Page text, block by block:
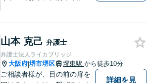
摯に寄り添い、困難な問題に
も粘り強く対峙して、信頼を
積み重ねていきたいと考えて
います。
山本 克己 弁護士
弁護士法人ライカブリッジ
大阪府|堺市堺区 堺東駅 から徒歩10分
ご相談者様が、目の前の扉を
詳細を見